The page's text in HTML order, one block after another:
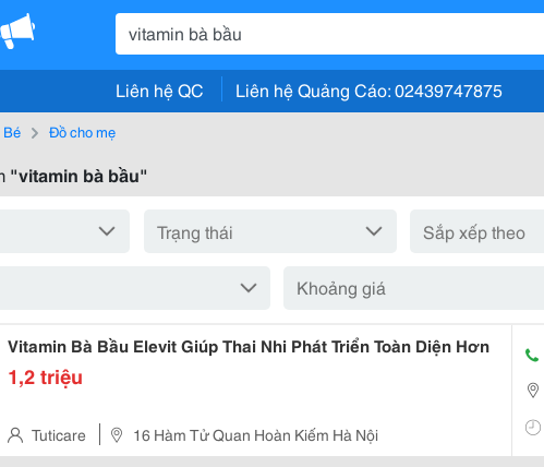
Liên hệ QC Liên hệ Quảng Cáo: 02439747875
Bé Đồ cho mẹ
"vitamin bà bầu"
Khoảng giá
Vitamin Bà Bầu Elevit Giúp Thai Nhi Phát Triển Toàn Diện Hơn
1,2 triệu
Tuticare 16 Hàm Tử Quan Hoàn Kiếm Hà Nội